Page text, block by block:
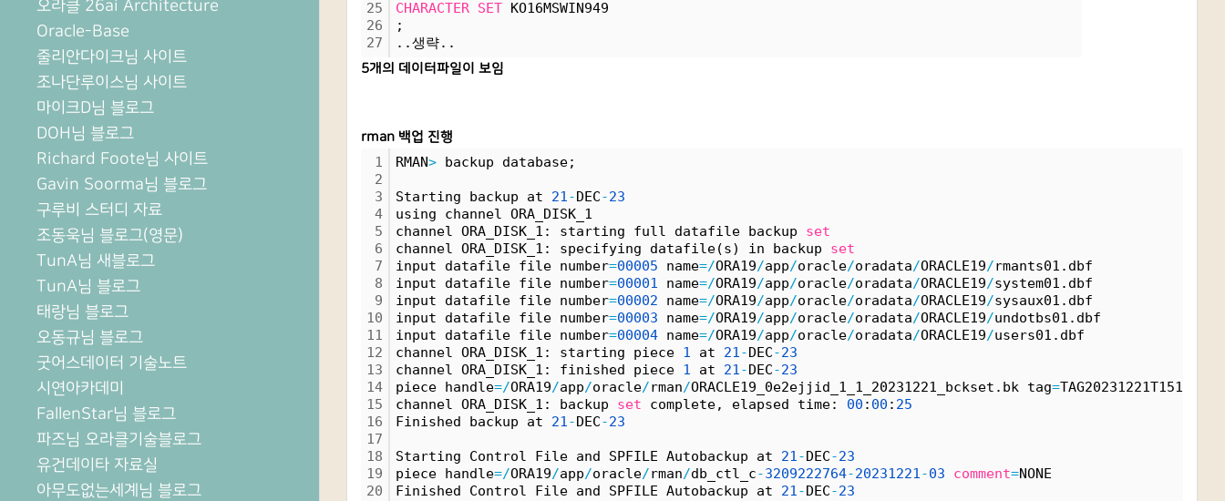
오라클 26ai Architecture
Oracle-Base
줄리안다이크님 사이트
조나단루이스님 사이트
마이크D님 블로그
DOH님 블로그
Richard Foote님 사이트
Gavin Soorma님 블로그
구루비 스터디 자료
조동욱님 블로그(영문)
TunA님 새블로그
TunA님 블로그
태랑님 블로그
오동규님 블로그
굿어스데이터 기술노트
시연아카데미
FallenStar님 블로그
파즈님 오라클기술블로그
유건데이타 자료실
아무도없는세계님 블로그
25
26
27
CHARACTER SET KO16MSWIN949
;
..생략..
5개의 데이터파일이 보임
rman 백업 진행
1
2
3
4
5
6
7
8
9
10
11
12
13
14
15
16
17
18
19
20
RMAN> backup database;
Starting backup at 21-DEC-23
using channel ORA_DISK_1
channel ORA_DISK_1: starting full datafile backup set
channel ORA_DISK_1: specifying datafile(s) in backup set
input datafile file number=00005 name=/ORA19/app/oracle/oradata/ORACLE19/rmants01.dbf
input datafile file number=00001 name=/ORA19/app/oracle/oradata/ORACLE19/system01.dbf
input datafile file number=00002 name=/ORA19/app/oracle/oradata/ORACLE19/sysaux01.dbf
input datafile file number=00003 name=/ORA19/app/oracle/oradata/ORACLE19/undotbs01.dbf
input datafile file number=00004 name=/ORA19/app/oracle/oradata/ORACLE19/users01.dbf
channel ORA_DISK_1: starting piece 1 at 21-DEC-23
channel ORA_DISK_1: finished piece 1 at 21-DEC-23
piece handle=/ORA19/app/oracle/rman/ORACLE19_0e2ejjid_1_1_20231221_bckset.bk tag=TAG20231221T151629
channel ORA_DISK_1: backup set complete, elapsed time: 00 : 00 : 25
Finished backup at 21-DEC-23
Starting Control File and SPFILE Autobackup at 21-DEC-23
piece handle=/ORA19/app/oracle/rman/db_ctl_c-3209222764-20231221-03 comment=NONE
Finished Control File and SPFILE Autobackup at 21-DEC-23